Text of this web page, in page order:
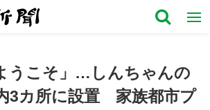
うこそ」…しんちゃんの
3カ所に設置 家族都市プ